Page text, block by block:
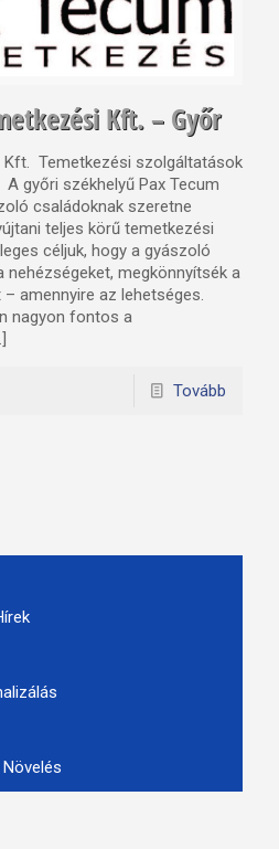
Kft. – Győr
Kft. Temetkezési szolgáltatások
győri székhelyű Pax Tecum
családoknak szeretne
teljes körű temetkezési
céljuk, hogy a gyászoló
nehézségeket, megkönnyítsék a
amennyire az lehetséges.
nagyon fontos a
Tovább